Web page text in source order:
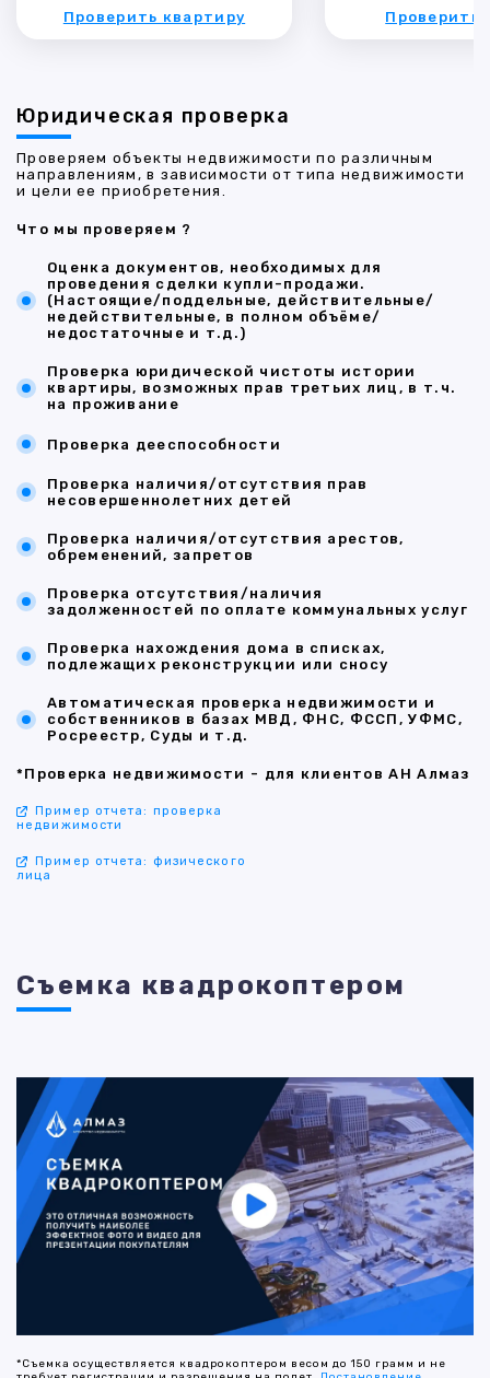
Проверить квартиру Проверить
Юридическая проверка
Проверяем объекты недвижимости по различным
направлениям, в зависимости от типа недвижимости
и цели ее приобретения.
Что мы проверяем ?
Оценка документов, необходимых для
проведения сделки купли-продажи.
(Настоящие/поддельные, действительные/
недействительные, в полном объёме/
недостаточные и т.д.)
Проверка юридической чистоты истории
квартиры, возможных прав третьих лиц, в т.ч.
на проживание
Проверка дееспособности
Проверка наличия/отсутствия прав
несовершеннолетних детей
Проверка наличия/отсутствия арестов,
обременений, запретов
Проверка отсутствия/наличия
задолженностей по оплате коммунальных услуг
Проверка нахождения дома в списках,
подлежащих реконструкции или сносу
Автоматическая проверка недвижимости и
собственников в базах МВД, ФНС, ФССП, УФМС,
Росреестр, Суды и т.д.
*Проверка недвижимости - для клиентов АН Алмаз
Пример отчета: проверка
недвижимости
Пример отчета: физического
лица
Съемка квадрокоптером
*Съемка осуществляется квадрокоптером весом до 150 грамм и не